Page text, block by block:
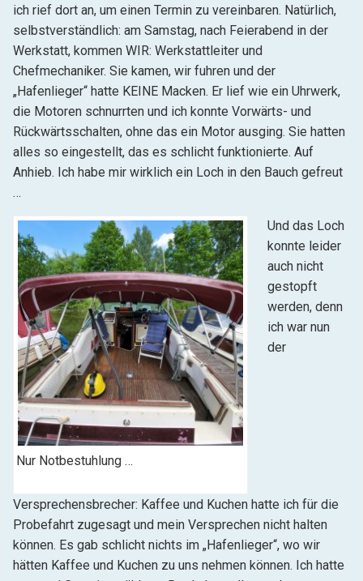
ich rief dort an, um einen Termin zu vereinbaren. Natürlich,
selbstverständlich: am Samstag, nach Feierabend in der
Werkstatt, kommen WIR: Werkstattleiter und
Chefmechaniker. Sie kamen, wir fuhren und der
„Hafenlieger“ hatte KEINE Macken. Er lief wie ein Uhrwerk,
die Motoren schnurrten und ich konnte Vorwärts- und
Rückwärtsschalten, ohne das ein Motor ausging. Sie hatten
alles so eingestellt, das es schlicht funktionierte. Auf
Anhieb. Ich habe mir wirklich ein Loch in den Bauch gefreut
…
Nur Notbestuhlung …
Und das Loch
konnte leider
auch nicht
gestopft
werden, denn
ich war nun
der
Versprechensbrecher: Kaffee und Kuchen hatte ich für die
Probefahrt zugesagt und mein Versprechen nicht halten
können. Es gab schlicht nichts im „Hafenlieger“, wo wir
hätten Kaffee und Kuchen zu uns nehmen können. Ich hatte